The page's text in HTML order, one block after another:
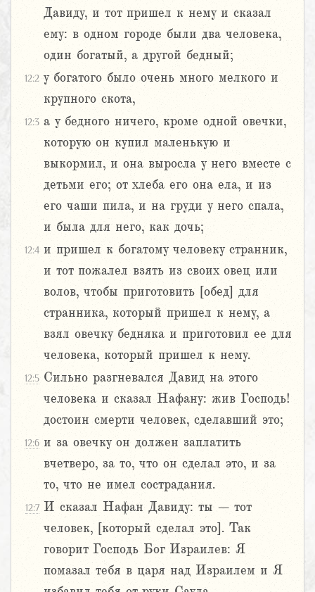
Давиду, и тот пришел к нему и сказал
ему: в одном городе были два человека,
один богатый, а другой бедный;
12:2 у богатого было очень много мелкого и
крупного скота,
12:3 а у бедного ничего, кроме одной овечки,
которую он купил маленькую и
выкормил, и она выросла у него вместе с
детьми его; от хлеба его она ела, и из
его чаши пила, и на груди у него спала,
и была для него, как дочь;
12:4 и пришел к богатому человеку странник,
и тот пожалел взять из своих овец или
волов, чтобы приготовить [обед] для
странника, который пришел к нему, а
взял овечку бедняка и приготовил ее для
человека, который пришел к нему.
12:5 Сильно разгневался Давид на этого
человека и сказал Нафану: жив Господь!
достоин смерти человек, сделавший это;
12:6 и за овечку он должен заплатить
вчетверо, за то, что он сделал это, и за
то, что не имел сострадания.
12:7 И сказал Нафан Давиду: ты – тот
человек, [который сделал это]. Так
говорит Господь Бог Израилев: Я
помазал тебя в царя над Израилем и Я